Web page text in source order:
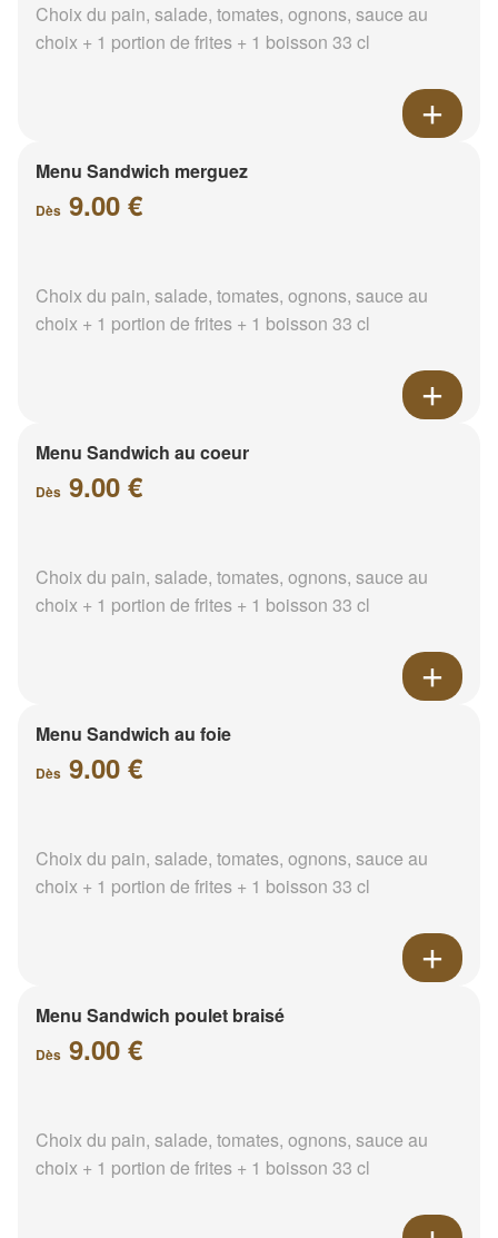
Choix du pain, salade, tomates, ognons, sauce au
choix + 1 portion de frites + 1 boisson 33 cl
Menu Sandwich merguez
Dès 9.00 €
Choix du pain, salade, tomates, ognons, sauce au
choix + 1 portion de frites + 1 boisson 33 cl
Menu Sandwich au coeur
Dès 9.00 €
Choix du pain, salade, tomates, ognons, sauce au
choix + 1 portion de frites + 1 boisson 33 cl
Menu Sandwich au foie
Dès 9.00 €
Choix du pain, salade, tomates, ognons, sauce au
choix + 1 portion de frites + 1 boisson 33 cl
Menu Sandwich poulet braisé
Dès 9.00 €
Choix du pain, salade, tomates, ognons, sauce au
choix + 1 portion de frites + 1 boisson 33 cl